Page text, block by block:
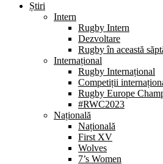
Știri
Intern
Rugby Intern
Dezvoltare
Rugby în această
Internațional
Rugby Internațional
Competiții
Rugby Europe
#RWC2023
Națională
Națională
First XV
Wolves
7’s Women